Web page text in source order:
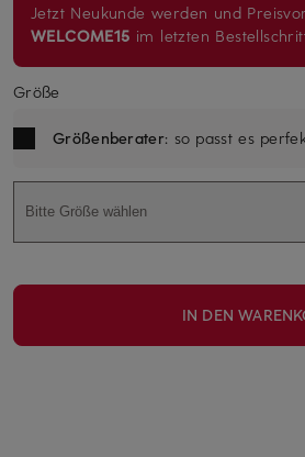
Jetzt Neukunde werden und
WELCOME15 im letzten
Größe
Größenberater: so passt es
Bitte Größe wählen
IN DEN